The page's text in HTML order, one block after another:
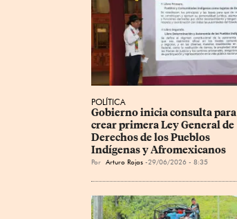
POLÍTICA
Gobierno inicia consulta para
crear primera Ley General de
Derechos de los Pueblos
Indígenas y Afromexicanos
Por Arturo Rojas 29/06/2026 - 8:35